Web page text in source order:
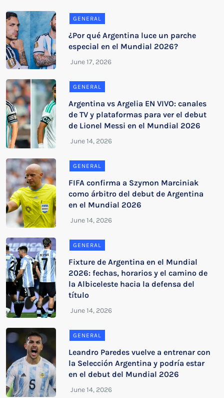
GENERAL
¿Por qué Argentina luce un parche
especial en el Mundial 2026?
GENERAL
Argentina vs Argelia EN VIVO: canales
de TV y plataformas para ver el debut
de Lionel Messi en el Mundial 2026
GENERAL
FIFA confirma a Szymon Marciniak
como árbitro del debut de Argentina
en el Mundial 2026
GENERAL
Fixture de Argentina en el Mundial
2026: fechas, horarios y el camino de
la Albiceleste hacia la defensa del
título
GENERAL
Leandro Paredes vuelve a entrenar con
la Selección Argentina y podría estar
en el debut del Mundial 2026